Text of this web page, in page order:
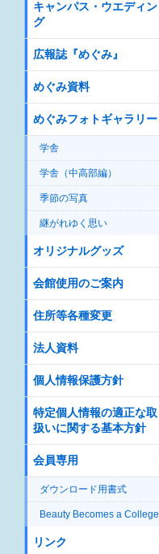
キャンパス・ウエディン
グ
広報誌『めぐみ』
めぐみ資料
めぐみフォトギャラリー
学舎
学舎（中高部編）
季節の写真
継がれゆく思い
オリジナルグッズ
会館使用のご案内
住所等各種変更
法人資料
個人情報保護方針
特定個人情報の適正な取
扱いに関する基本方針
会員専用
ダウンロード用書式
Beauty Becomes a College
リンク